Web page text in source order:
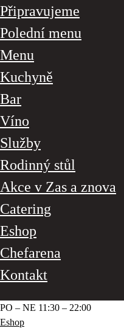
Připravujeme
Polední menu
Menu
Kuchyně
Bar
Víno
Služby
Rodinný stůl
Akce v Zas a znova
Catering
Eshop
Chefarena
Kontakt
PO – NE 11:30 – 22:00
Eshop